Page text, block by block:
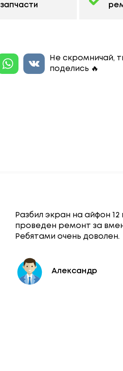
запчасти
Не скромничай,
поделись 🔥
Разбил экран на айфон
проведен ремонт за
Ребятами очень доволен.
Александр